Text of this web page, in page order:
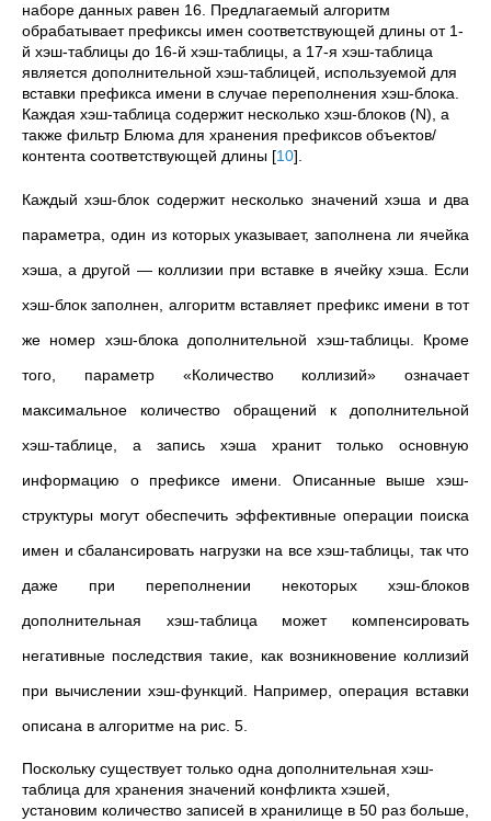
наборе данных равен 16. Предлагаемый алгоритм
обрабатывает префиксы имен соответствующей длины от 1-
й хэш-таблицы до 16-й хэш-таблицы, а 17-я хэш-таблица
является дополнительной хэш-таблицей, используемой для
вставки префикса имени в случае переполнения хэш-блока.
Каждая хэш-таблица содержит несколько хэш-блоков (N), а
также фильтр Блюма для хранения префиксов объектов/
контента соответствующей длины [10]
Каждый хэш-блок содержит несколько значений хэша и два
параметра, один из которых указывает, заполнена ли ячейка
хэша, а другой — коллизии при вставке в ячейку хэша. Если
хэш-блок заполнен, алгоритм вставляет префикс имени в тот
же номер хэш-блока дополнительной хэш-таблицы. Кроме
того, параметр «Количество коллизий» означает
максимальное количество обращений к дополнительной
хэш-таблице, а запись хэша хранит только основную
информацию о префиксе имени. Описанные выше хэш-
структуры могут обеспечить эффективные операции поиска
имен и сбалансировать нагрузки на все хэш-таблицы, так что
даже при переполнении некоторых хэш-блоков
дополнительная хэш-таблица может компенсировать
негативные последствия такие, как возникновение коллизий
при вычислении хэш-функций. Например, операция вставки
описана в алгоритме на рис. 5.
Поскольку существует только одна дополнительная хэш-
таблица для хранения значений конфликта хэшей,
установим количество записей в хранилище в 50 раз больше,